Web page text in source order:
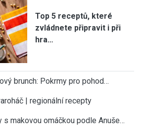
Top 5 receptů, které
zvládnete připravit i při
hra…
brunch: Pokrmy pro pohod…
| regionální recepty
s makovou omáčkou podle Anuše…